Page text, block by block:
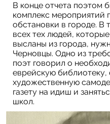
В конце отчета поэтом
комплекс мероприятий
обстановки в городе. В
всех тех людей,
высланы из города,
Черновцы. Одно из
поэт говорил о
еврейскую библиотеку,
художественную
газету на идиш и
школ.